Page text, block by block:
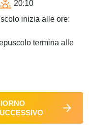
20:10
inizia alle ore:
termina alle